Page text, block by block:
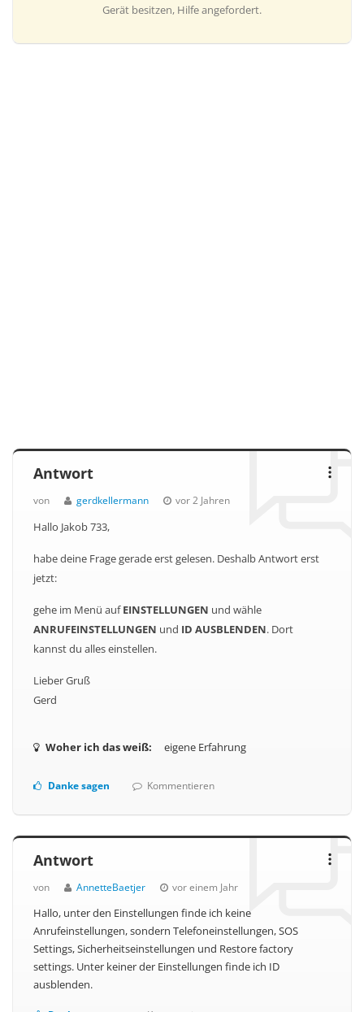
Gerät besitzen, Hilfe angefordert.
Antwort
von gerdkellermann vor 2 Jahren
Hallo Jakob 733,
habe deine Frage gerade erst gelesen. Deshalb Antwort erst
jetzt:
gehe im Menü aufEINSTELLUNGEN und wähle
ANRUFEINSTELLUNGEN und ID AUSBLENDEN. Dort
kannst du alles einstellen.
Lieber Gruß
Gerd
Woher ich das weiß: eigene Erfahrung
Danke sagen Kommentieren
Antwort
von AnnetteBaetjer vor einem Jahr
Hallo, unter den Einstellungen finde ich keine
Anrufeinstellungen, sondern Telefoneinstellungen, SOS
Settings, Sicherheitseinstellungen und Restore factory
settings. Unter keiner der Einstellungen finde ich ID
ausblenden.